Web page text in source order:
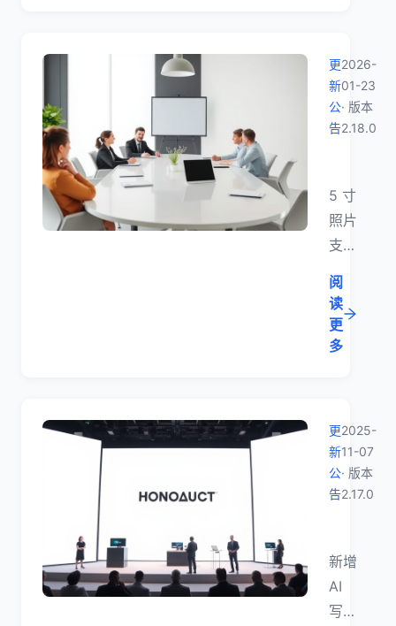
停审
核。
前请重点
核对尺
寸、文件
色。
更
新
公
告
2026-
01-23
· 版本
2.18.0
5 寸
照片
支持
自适
应排
版，
审核
底
色；
同时
高清
照、
分销
阅
读
更
多
更
新
公
告
2025-
11-07
· 版本
2.17.0
新增
AI
写真